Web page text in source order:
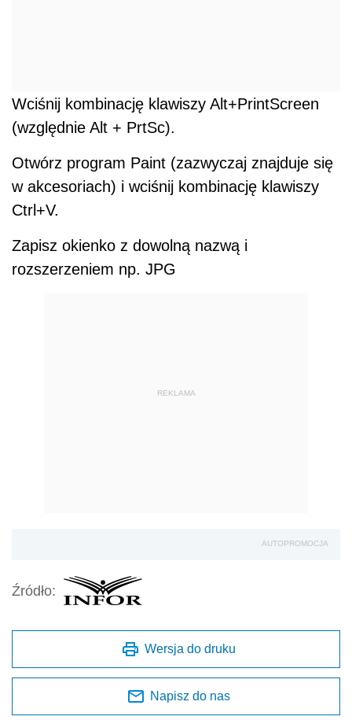
Wciśnij kombinację klawiszy Alt+PrintScreen
(względnie Alt + PrtSc).
Otwórz program Paint (zazwyczaj znajduje się
w akcesoriach) i wciśnij kombinację klawiszy
Ctrl+V.
Zapisz okienko z dowolną nazwą i
rozszerzeniem np. JPG
REKLAMA
AUTOPROMOCJA
Źródło:
Wersja do druku
Napisz do nas